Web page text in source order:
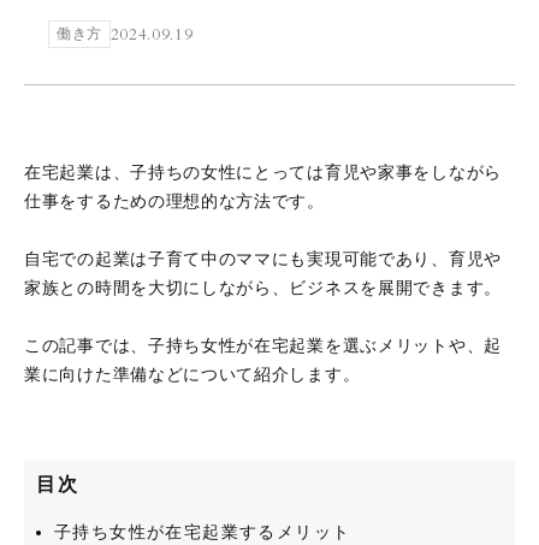
働き方 2024.09.19
在宅起業は、子持ちの女性にとっては育児や家事をしながら
仕事をするための理想的な方法です。
自宅での起業は子育て中のママにも実現可能であり、育児や
家族との時間を大切にしながら、ビジネスを展開できます。
この記事では、子持ち女性が在宅起業を選ぶメリットや、起
業に向けた準備などについて紹介します。
目次
子持ち女性が在宅起業するメリット